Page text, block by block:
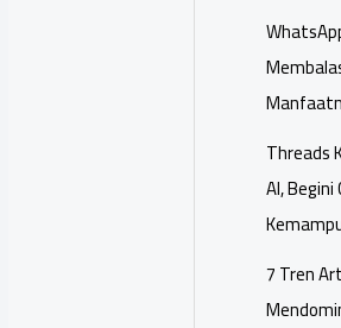
Threads
AI,
7 Tren